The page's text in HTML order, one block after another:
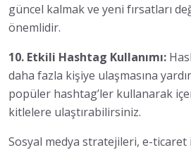
güncel kalmak ve yeni fırsatları
önemlidir.
10. Etkili Hashtag Kullanımı:
daha fazla kişiye ulaşmasına
popüler hashtag’ler kullanarak
kitlelere ulaştırabilirsiniz.
Sosyal medya stratejileri, e-